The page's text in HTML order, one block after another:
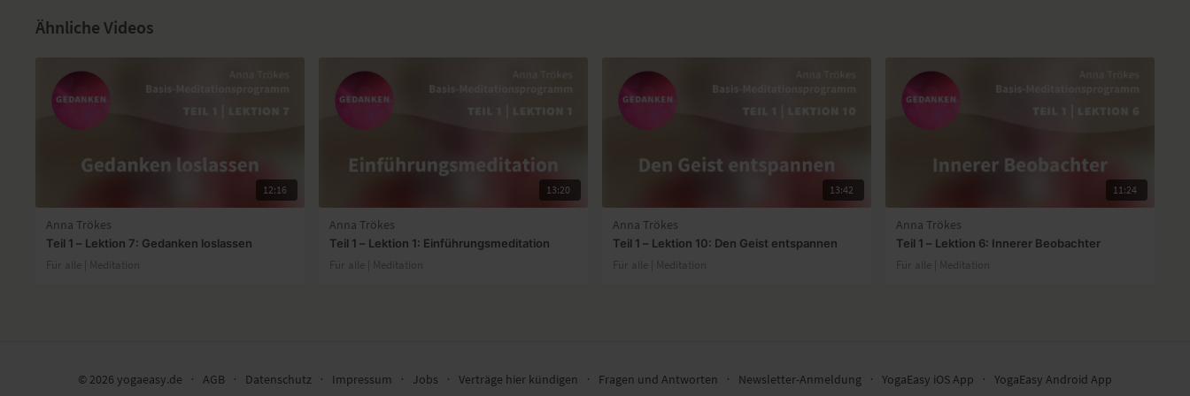
Ähnliche Videos
12:16
Anna Trökes
Teil 1 – Lektion 7: Gedanken loslassen
Für alle | Meditation
13:20
Anna Trökes
Teil 1 – Lektion 1: Einführungsmeditation
Für alle | Meditation
13:42
Anna Trökes
Teil 1 – Lektion 10: Den Geist entspannen
Für alle | Meditation
11:24
Anna Trökes
Teil 1 – Lektion 6: Innerer Beobachter
Für alle | Meditation
© 2026 yogaeasy.de ∙ AGB ∙ Datenschutz ∙ Impressum ∙ Jobs ∙ Verträge hier kündigen ∙ Fragen und Antworten ∙ Newsletter-Anmeldung ∙ YogaEasy iOS App ∙ YogaEasy Android App